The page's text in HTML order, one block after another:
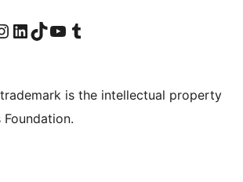
একাউণ্টলৈ যাওক
আমাৰ LinkedIn একাউণ্টলৈ যাওকআমাৰ TikTok একাউণ্টলৈ যাওকআমাৰ YouTube চেনেললৈ যাওকআমাৰ Tumblr একাউণ্টলৈ যাওক
is the intellectual property